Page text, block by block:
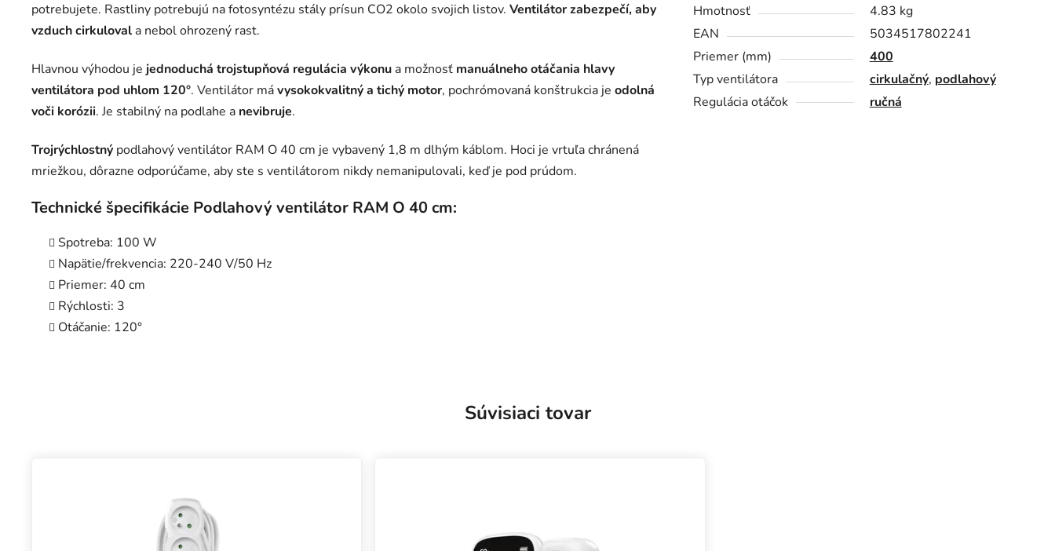
potrebujete. Rastliny potrebujú na fotosyntézu stály prísun CO2 okolo svojich listov. Ventilátor zabezpečí, aby
vzduch cirkuloval a nebol ohrozený rast.
Hlavnou výhodou je jednoduchá trojstupňová regulácia výkonu a možnosť manuálneho otáčania hlavy
ventilátora pod uhlom 120°. Ventilátor mávysokokvalitný a tichý motor, pochrómovaná konštrukcia je odolná
voči korózii. Je stabilný na podlahe a nevibruje.
Trojrýchlostný podlahový ventilátor RAM O 40 cm je vybavený 1,8 m dlhým káblom. Hoci je vrtuľa chránená
mriežkou, dôrazne odporúčame, aby ste s ventilátorom nikdy nemanipulovali, keď je pod prúdom.
Technické špecifikácie Podlahový ventilátor RAM O 40 cm:
Spotreba: 100 W
Napätie/frekvencia: 220-240 V/50 Hz
Priemer: 40 cm
Rýchlosti: 3
Otáčanie: 120°
Hmotnosť
4.83 kg
EAN
5034517802241
Priemer (mm)
400
Typ ventilátora
cirkulačný, podlahový
Regulácia otáčok
ručná
Súvisiaci tovar